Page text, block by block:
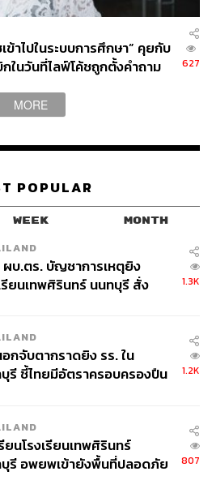
ป็นแค่พาหนะรับใช้เท่านั้น ก่อนที่
นออกไปเรื่อยๆ ตามการใช้งาน
ะโยธินผู้เชี่ยวชาญด้าน
(Cognitive and Decision
งานหนังสือ
ะถูกนำมาใช้แทนคำว่าติวเตอร์
ะหลังๆ คำว่าโค้ชถูกนำมาใช้กับ
กันว่าการที่โค้ชตัดสินใจลาออก
มส่งผลกระทบต่อผลการแข่งขัน
ขาเลยเข้าไปศึกษาว่าโค้ชมีวิธี
งตนอย่างไร เพื่อให้ได้ผลการ
นจึงเริ่มมีการนำทฤษฎีของโค้ช
บศาสตร์ในด้านอื่นๆ เช่น ด้าน
หรือโค้ชชีวิต ก็หมายถึงผู้ที่
งคนและคอยเป็นที่ปรึกษาให้เห็น
ปสู่เป้าหมายชีวิต โดยใช้เครื่อง
ะเป็นคนตอบคำถามทั้งหมดด้วย
หรือแนะนำให้คนอื่นทำตาม
ใด ยกตัวอย่างเช่น กรณีไป
ทุกข์เพราะอยากมีรายได้เพิ่ม
ข้าไปในระบบการศึกษา” คุยกับ
กในวันที่ไลฟ์โค้ชถูกตั้งคำถาม
627
MORE
POPULAR
WEEK MONTH
ผบ.ตร. บัญชาการเหตุยิง
รียนเทพศิรินทร์ นนทบุรี สั่ง
1.3K
กจับตากราดยิง รร. ใน
รี ชี้ไทยมีอัตราครอบครองปืน
1.2K
ยนโรงเรียนเทพศิรินทร์
รี อพยพเข้ายังพื้นที่ปลอดภัย
807